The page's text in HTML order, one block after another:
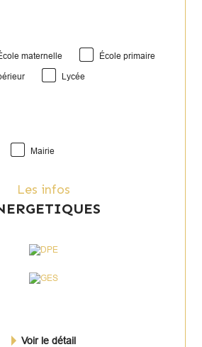
maternelle École primaire
Lycée
Mairie
Les infos
Voir le détail